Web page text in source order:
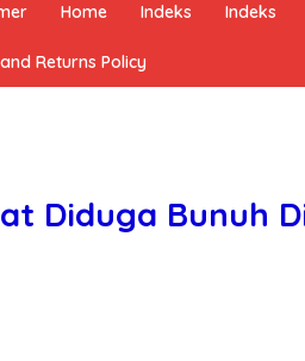
Home Indeks Indeks
Returns Policy
Diduga Bunuh